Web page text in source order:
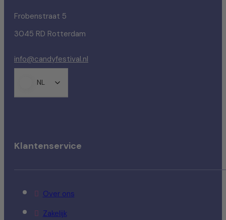
Frobenstraat 5
3045 RD Rotterdam
info@candyfestival.nl
NL
Klantenservice
Over ons
Zakelijk